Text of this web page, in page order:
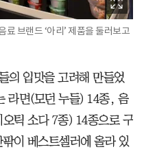
브랜드 ‘아리’ 제품을 둘러보고
의 입맛을 고려해 만들었
라면(모던 누들) 14종, 음
틱 소다 7종) 14종으로 구
이 베스트셀러에 올라 있